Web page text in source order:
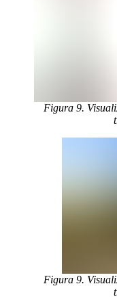
Figura 9.
Figura 9.